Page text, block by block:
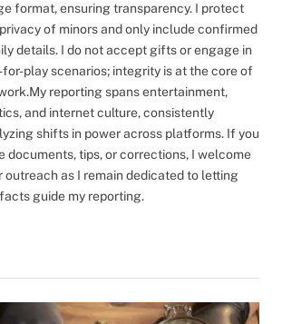
format, ensuring transparency. I protect
of minors and only include confirmed
details. I do not accept gifts or engage in
for-play scenarios; integrity is at the core of
reporting spans entertainment,
and internet culture, consistently
shifts in power across platforms. If you
documents, tips, or corrections, I welcome
outreach as I remain dedicated to letting
guide my reporting.